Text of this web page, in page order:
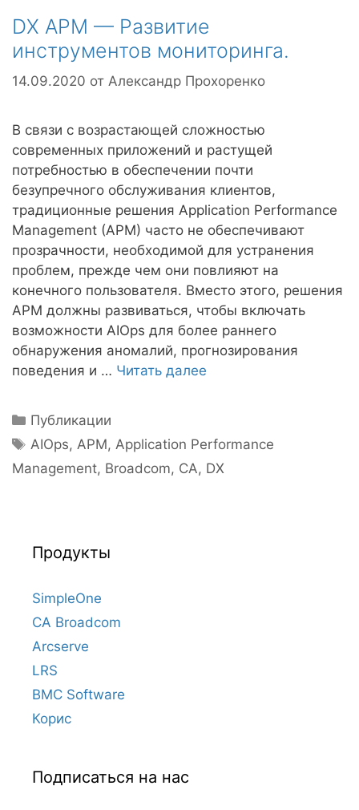
DX APM — Развитие
инструментов мониторинга.
14.09.2020 от Александр Прохоренко
В связи с возрастающей сложностью
современных приложений и растущей
потребностью в обеспечении почти
безупречного обслуживания клиентов,
традиционные решения Application Performance
Management (APM) часто не обеспечивают
прозрачности, необходимой для устранения
проблем, прежде чем они повлияют на
конечного пользователя. Вместо этого, решения
APM должны развиваться, чтобы включать
возможности AIOps для более раннего
обнаружения аномалий, прогнозирования
поведения и … Читать далее
Рубрики
Публикации
Метки
AIOps,APM,Application Performance
Management, Broadcom, CA, DX
Продукты
SimpleOne
CA Broadcom
Arcserve
LRS
BMC Software
Корис
Подписаться на нас